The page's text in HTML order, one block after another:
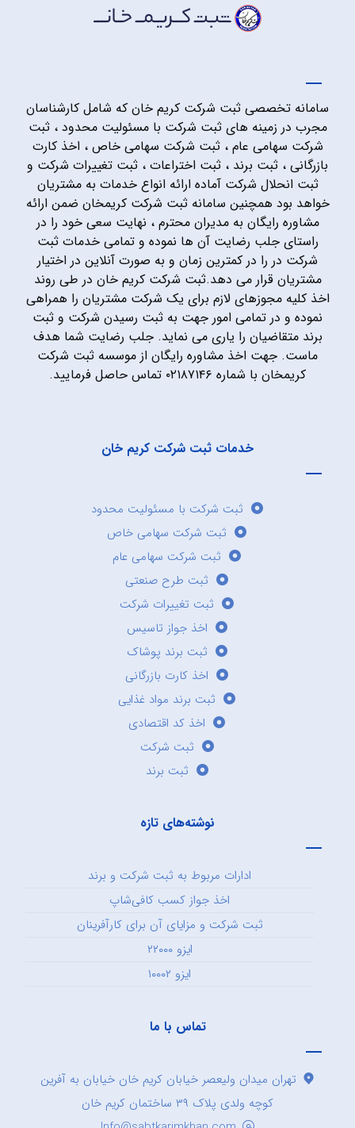
سامانه تخصصی ثبت شرکت کریم خان که شامل کارشناسان
مجرب در زمینه های ثبت شرکت با مسئولیت محدود ، ثبت
شرکت سهامی عام ، ثبت شرکت سهامی خاص ، اخذ کارت
بازرگانی ، ثبت برند ، ثبت اختراعات ، ثبت تغییرات شرکت و
ثبت انحلال شرکت آماده ارائه انواع خدمات به مشتریان
خواهد بود همچنین سامانه ثبت شرکت کریمخان ضمن ارائه
مشاوره رایگان به مدیران محترم ، نهایت سعی خود را در
راستای جلب رضایت آن ها نموده و تمامی خدمات ثبت
شرکت در را در کمترین زمان و به صورت آنلاین در اختیار
مشتریان قرار می دهد.ثبت شرکت کریم خان در طی روند
اخذ کلیه مجوزهای لازم برای یک شرکت مشتریان را همراهی
نموده و در تمامی امور جهت به ثبت رسیدن شرکت و ثبت
برند متقاضیان را یاری می نماید. جلب رضایت شما هدف
ماست. جهت اخذ مشاوره رایگان از موسسه ثبت شرکت
کریمخان با شماره ۰۲۱۸۷۱۴۶ تماس حاصل فرمایید.
خدمات ثبت شرکت کریم خان
ثبت شرکت با مسئولیت محدود
ثبت شرکت سهامی خاص
ثبت شرکت سهامی عام
ثبت طرح صنعتی
ثبت تغییرات شرکت
اخذ جواز تاسیس
ثبت برند پوشاک
اخذ کارت بازرگانی
ثبت برند مواد غذایی
اخذ کد اقتصادی
ثبت شرکت
ثبت برند
نوشته‌های تازه
ادارات مربوط به ثبت شرکت و برند
اخذ جواز کسب کافی‌شاپ
ثبت شرکت و مزایای آن برای کارآفرینان
ایزو ۲۲۰۰۰
ایزو ۱۰۰۰۲
تماس با ما
تهران میدان ولیعصر خیابان کریم خان خیابان به آفرین
کوچه ولدی پلاک ۳۹ ساختمان کریم خان